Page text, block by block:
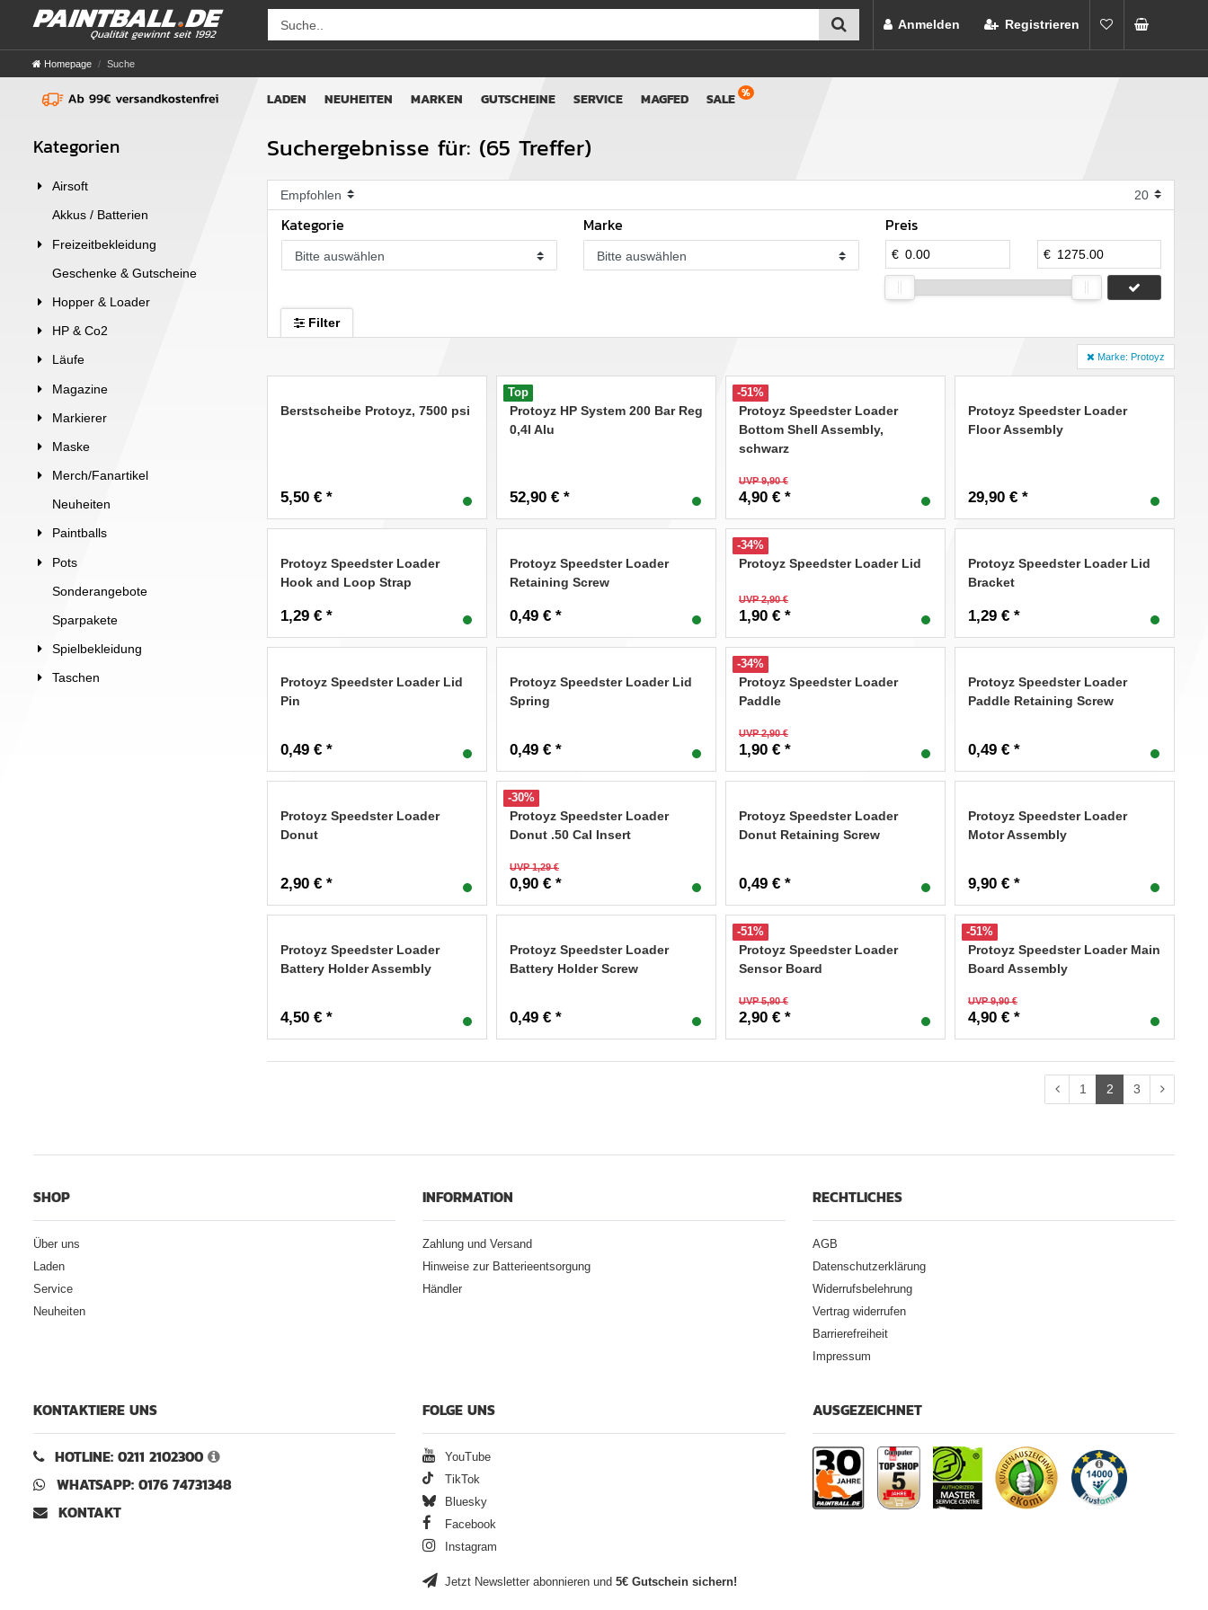
Anmelden Registrieren
Homepage Suche
LADEN NEUHEITEN MARKEN GUTSCHEINE SERVICE MAGFED SALE
Kategorien
Airsoft
Akkus / Batterien
Freizeitbekleidung
Geschenke & Gutscheine
Hopper & Loader
HP & Co2
Läufe
Magazine
Markierer
Maske
Merch/Fanartikel
Neuheiten
Paintballs
Pots
Sonderangebote
Sparpakete
Spielbekleidung
Taschen
Suchergebnisse für: (65 Treffer)
Kategorie
Bitte auswählen
Marke
Bitte auswählen
Preis
€ €
Filter
Marke: Protoyz
Berstscheibe Protoyz, 7500 psi
5,50 € *
Top
Protoyz HP System 200 Bar Reg
0,4l Alu
52,90 € *
-51%
Protoyz Speedster Loader
Bottom Shell Assembly,
schwarz
UVP 9,90 €
4,90 € *
Protoyz Speedster Loader
Floor Assembly
29,90 € *
Protoyz Speedster Loader
Hook and Loop Strap
1,29 € *
Protoyz Speedster Loader
Retaining Screw
0,49 € *
-34%
Protoyz Speedster Loader Lid
UVP 2,90 €
1,90 € *
Protoyz Speedster Loader Lid
Bracket
1,29 € *
Protoyz Speedster Loader Lid
Pin
0,49 € *
Protoyz Speedster Loader Lid
Spring
0,49 € *
-34%
Protoyz Speedster Loader
Paddle
UVP 2,90 €
1,90 € *
Protoyz Speedster Loader
Paddle Retaining Screw
0,49 € *
Protoyz Speedster Loader
Donut
2,90 € *
-30%
Protoyz Speedster Loader
Donut .50 Cal Insert
UVP 1,29 €
0,90 € *
Protoyz Speedster Loader
Donut Retaining Screw
0,49 € *
Protoyz Speedster Loader
Motor Assembly
9,90 € *
Protoyz Speedster Loader
Battery Holder Assembly
4,50 € *
Protoyz Speedster Loader
Battery Holder Screw
0,49 € *
-51%
Protoyz Speedster Loader
Sensor Board
UVP 5,90 €
2,90 € *
-51%
Protoyz Speedster Loader Main
Board Assembly
UVP 9,90 €
4,90 € *
1 2 3
SHOP
Über uns
Laden
Service
Neuheiten
INFORMATION
Zahlung und Versand
Hinweise zur Batterieentsorgung
Händler
RECHTLICHES
AGB
Datenschutzerklärung
Widerrufsbelehrung
Vertrag widerrufen
Barrierefreiheit
Impressum
KONTAKTIERE UNS
HOTLINE: 0211 2102300
WHATSAPP: 0176 74731348
KONTAKT
FOLGE UNS
YouTube
TikTok
Bluesky
Facebook
Instagram
Jetzt Newsletter abonnieren und5€ Gutschein sichern!
AUSGEZEICHNET